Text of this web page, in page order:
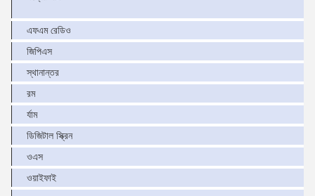
এফএম রেডিও
জিপিএস
স্থানান্তর
রম
র্যাম
ডিজিটাল স্ক্রিন
ওএস
ওয়াইফাই